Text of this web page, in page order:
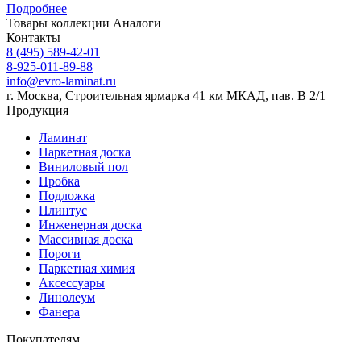
Подробнее
Товары коллекции Аналоги
Контакты
8 (495) 589-42-01
8-925-011-89-88
info@evro-laminat.ru
г. Москва, Строительная ярмарка 41 км МКАД, пав. В 2/1
Продукция
Ламинат
Паркетная доска
Виниловый пол
Пробка
Подложка
Плинтус
Инженерная доска
Массивная доска
Пороги
Паркетная химия
Аксессуары
Линолеум
Фанера
Покупателям